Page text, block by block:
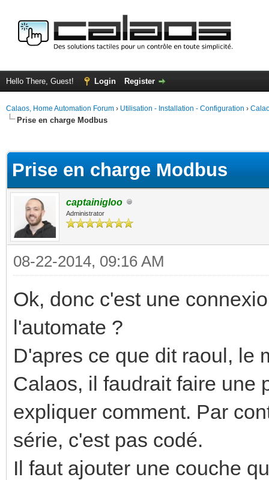
Hello There, Guest! Login Register
Calaos, Home Automation Forum › Utilisation - Installation - Configuration ›
Prise en charge Modbus
Prise en charge Modbus
captainigloo
Administrator
08-22-2014, 09:16 AM
Ok, donc c'est une
l'automate ?
D'apres ce que dit raoul, le
Calaos, il faudrait faire une
expliquer comment. Par
série, c'est pas codé.
Il faut ajouter une couche